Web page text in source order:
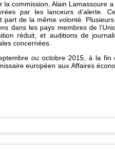
commission, Alain Lamassoure
par les lanceurs d’alerte.
de la même volonté.
dans les pays membres de
réduit, et auditions de
concernées.
ou octobre 2015, à la
européen aux Affaires